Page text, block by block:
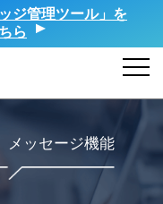
ジ管理ツール」を
ら
メッセージ機能